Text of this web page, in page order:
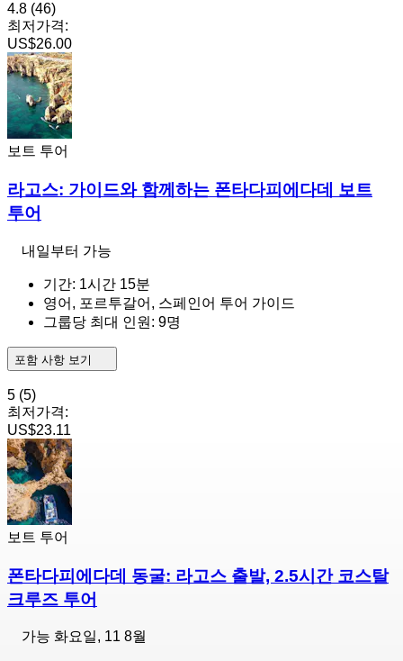
4.8 (46)
최저가격:
US$26.00
보트 투어
라고스: 가이드와 함께하는 폰타다피에다데 보트
투어
내일부터 가능
기간: 1시간 15분
영어, 포르투갈어, 스페인어 투어 가이드
그룹당 최대 인원: 9명
포함 사항 보기
5 (5)
최저가격:
US$23.11
보트 투어
폰타다피에다데 동굴: 라고스 출발, 2.5시간 코스탈
크루즈 투어
가능 화요일, 11 8월